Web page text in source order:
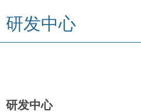
研发中心
研发中心